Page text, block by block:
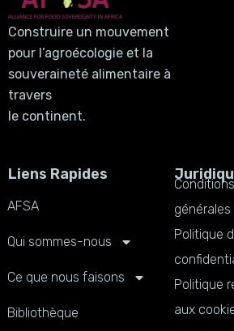
Construire un mouvement
pour l’agroécologie et la
souveraineté alimentaire à
travers
le continent.
Liens Rapides
AFSA
Qui sommes-nous
Ce que nous faisons
Bibliothèque
Conditions
générales
Politique
Politique
aux